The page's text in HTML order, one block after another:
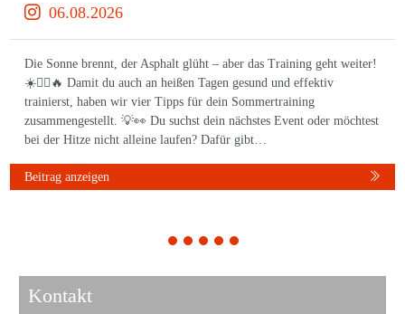
06.08.2026
Die Sonne brennt, der Asphalt glüht – aber das Training geht weiter!
☀️🏃‍♀️🔥 Damit du auch an heißen Tagen gesund und effektiv
trainierst, haben wir vier Tipps für dein Sommertraining
zusammengestellt. 💡👀 Du suchst dein nächstes Event oder möchtest
bei der Hitze nicht alleine laufen? Dafür gibt…
Beitrag anzeigen
1 2 3 4 5
Kontakt